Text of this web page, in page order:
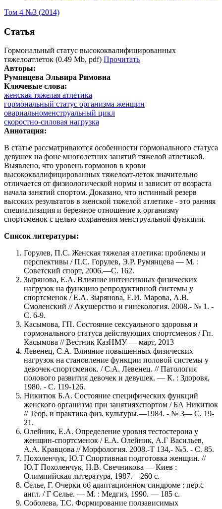
Том 4 №3 (2014)
Статья
Гормональный статус высококвалифицированных
тяжелоатлеток (0.49 Mb, pdf) Прочитать
Авторы:
Румянцева Эльвира Римовна
Ключевые слова:
женская тяжелая атлетика
гормональный статус организма женщин
овариальноменструальный цикл
скоростно-силовая нагрузка
Аннотация:
В статье рассматриваются особенности гормонального статуса
девушек на фоне многолетних занятий тяжелой атлетикой.
Выявлено, что уровень гормонов в крови
высококвалифицированных тяжелоат-леток значительно
отличается от физиологической нормы и зависит от возраста
начала занятий спортом. Доказано, что истинный резерв
высоких результатов в женской тяжелой атлетике - это ранняя
специализация и бережное отношение к организму
спортсменок с целью сохранения менструальной функции.
Список литературы:
Горулев, П.С. Женская тяжелая атлетика: проблемы и
перспективы / П.С. Горулев, Э.Р. Румянцева — М. :
Советский спорт, 2006.—С. 162.
Зырянова, Е.А. Влияние интенсивных физических
нагрузок на функцию репродуктивной системы у
спортсменок / Е.А. Зырянова, Е.И. Марова, А.В.
Смоленский // Акушерство и гинекология. 2008.- № 1. -
С. 6-9.
Касымова, ГП. Состояние сексуального здоровья и
гормонального статуса действующих спортсменов / Гп.
Касымова // Вестник КазНМУ — март, 2013
Левенец, С.А. Влияние повышенных физических
нагрузок на становление функции половой системы у
девочек-спортсменок. / С.А. Левенец. // Патология
полового развития девочек и девушек. — К. : Здоровя,
1980. - С. 119-126.
Никитюк Б.А. Состояние специфических функций
женского организма при занятияхспортом / БА Никитюк
// Теор. и практика физ. культуры.—1984. - № 3— С. 19-
21.
Олейник, Е.А. Определение уровня тестостерона у
женщин-спортсменок / Е.А. Олейник, А.Г Васильев,
А.А. Кравцова // Морфология. 2008.-Т 134,- №5. - С. 85.
Похоленчук, Ю.Т Спортивная подготовка женщин. //
Ю.Т Похоленчук, Н.В. Свечникова — Киев :
Олимпийская литература, 1987.—260 с.
Селье, Г. Очерки об адаптационном синдроме : пер.с
англ. / Г Селье. — М. : Медгиз, 1990. — 185 с.
Соболева, Т.С. Формирование ползависимых